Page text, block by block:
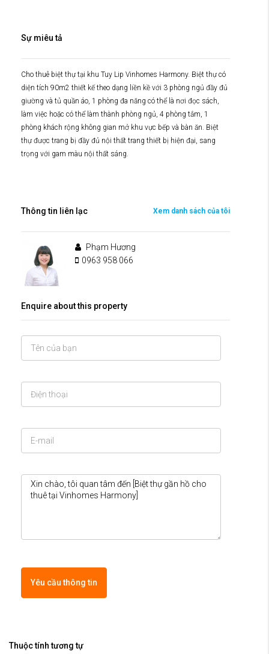
Sự miêu tả
Cho thuê biệt thự tại khu Tuy Lip Vinhomes Harmony. Biệt thự có
diện tích 90m2 thiết kế theo dạng liền kề với 3 phòng ngủ đầy đủ
giường và tủ quần áo, 1 phòng đa năng có thể là nơi đọc sách,
làm việc hoặc có thể làm thành phòng ngủ, 4 phòng tắm, 1
phòng khách rộng không gian mở khu vực bếp và bàn ăn. Biệt
thự được trang bị đầy đủ nội thất trang thiết bị hiện đại, sang
trọng với gam màu nội thất sáng.
Thông tin liên lạc Xem danh sách của tôi
Phạm Hương
0963 958 066
Enquire about this property
Yêu cầu thông tin
Thuộc tính tương tự